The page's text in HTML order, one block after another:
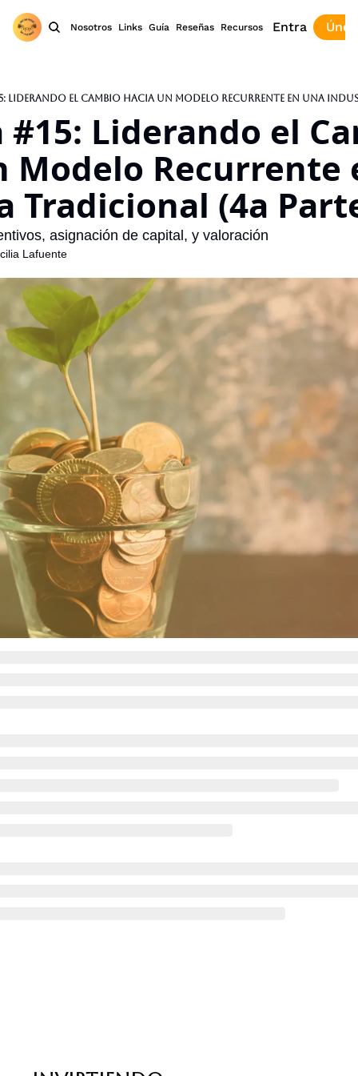
Nosotros Links Guía Reseñas Recursos Entra
#15: Liderando el
Modelo Recurrente
Tradicional (4a
asignación de capital, y valoración
Lafuente